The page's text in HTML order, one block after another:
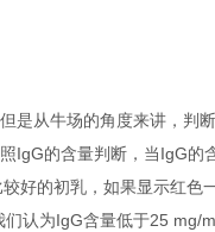
是从牛场的角度来讲，判
IgG的含量判断，当IgG的
好的初乳，如果显示红色
们认为IgG含量低于25 mg/